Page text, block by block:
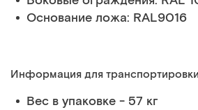
Основание ложа: RAL9016
Информация для
Вес в упаковке - 57 кг